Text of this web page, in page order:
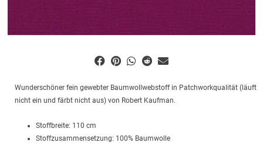
Wunderschöner fein gewebter Baumwollwebstoff in Patchworkqualität (läuft
nicht ein und färbt nicht aus) von Robert Kaufman.
Stoffbreite: 110 cm
Stoffzusammensetzung: 100% Baumwolle